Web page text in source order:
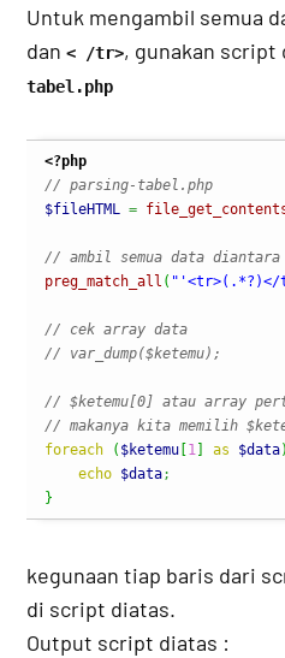
Untuk mengambil semua
dan< /tr>, gunakan script
tabel.php
<?php
// parsing-tabel.php
$fileHTML =
// ambil semua data
preg_match_all (
// cek array data
// var_dump($ketemu);
// $ketemu[0] atau array
// makanya kita memilih
foreach
( $ketemu 1 as $data)
echo $data;
}
kegunaan tiap baris dari
di script diatas.
Output script diatas :